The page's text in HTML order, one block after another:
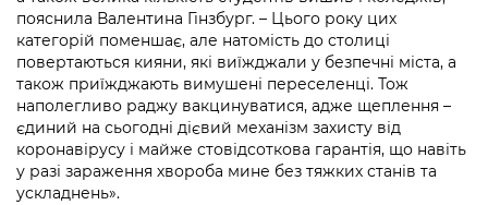
пояснила Валентина Гінзбург. – Цього року цих
категорій поменшає, але натомість до столиці
повертаються кияни, які виїжджали у безпечні міста, а
також приїжджають вимушені переселенці. Тож
наполегливо раджу вакцинуватися, адже щеплення –
єдиний на сьогодні дієвий механізм захисту від
коронавірусу і майже стовідсоткова гарантія, що навіть
у разі зараження хвороба мине без тяжких станів та
ускладнень».